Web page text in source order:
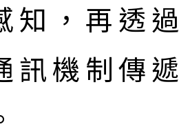
知，再透
訊機制傳